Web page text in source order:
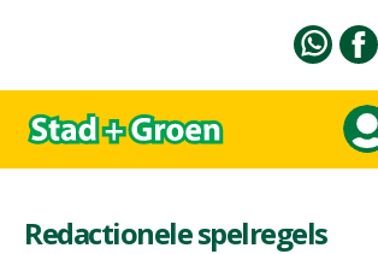
Redactionele spelregels